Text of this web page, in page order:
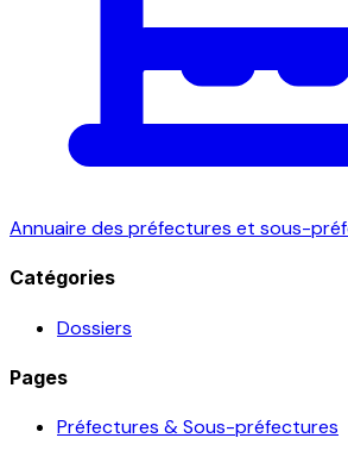
Annuaire des préfectures et sous-
Catégories
Dossiers
Pages
Préfectures & Sous-préfectures